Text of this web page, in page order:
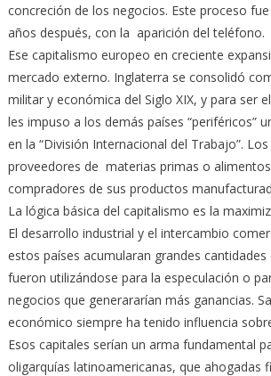
concreción de los negocios. Este proceso
años después, con la aparición del teléfono.
Ese capitalismo europeo en creciente
mercado externo. Inglaterra se consolidó
militar y económica del Siglo XIX, y para ser
les impuso a los demás países “periféricos”
en la “División Internacional del Trabajo”.
proveedores de materias primas o
compradores de sus productos
La lógica básica del capitalismo es la
El desarrollo industrial y el intercambio
estos países acumularan grandes cantidades
fueron utilizándose para la especulación o
negocios que generararían más ganancias.
económico siempre ha tenido influencia
Esos capitales serían un arma fundamental
oligarquías latinoamericanas, que ahogadas